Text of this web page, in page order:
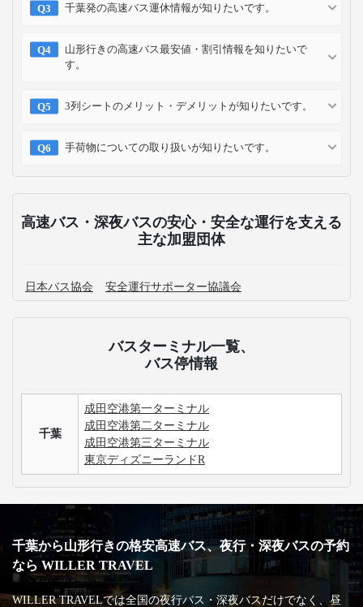
千葉発の高速バス運休情報が知りたいです。
山形行きの高速バス最安値・割引情報を知りたいで
す。
3列シートのメリット・デメリットが知りたいです。
手荷物についての取り扱いが知りたいです。
高速バス・深夜バスの安心・安全な運行を支える
主な加盟団体
日本バス協会 安全運行サポーター協議会
バスターミナル一覧、
バス停情報
千葉
成田空港第一ターミナル
成田空港第二ターミナル
成田空港第三ターミナル
東京ディズニーランドR
千葉から山形行きの格安高速バス、夜行・深夜バスの予約
なら WILLER TRAVEL
WILLER TRAVELでは全国の夜行バス・深夜バスだけでなく、昼